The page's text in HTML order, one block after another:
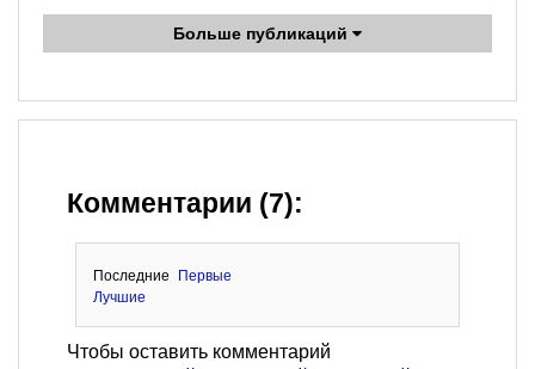
Больше публикаций
Комментарии (7):
Последние
Первые
Лучшие
Чтобы оставить комментарий